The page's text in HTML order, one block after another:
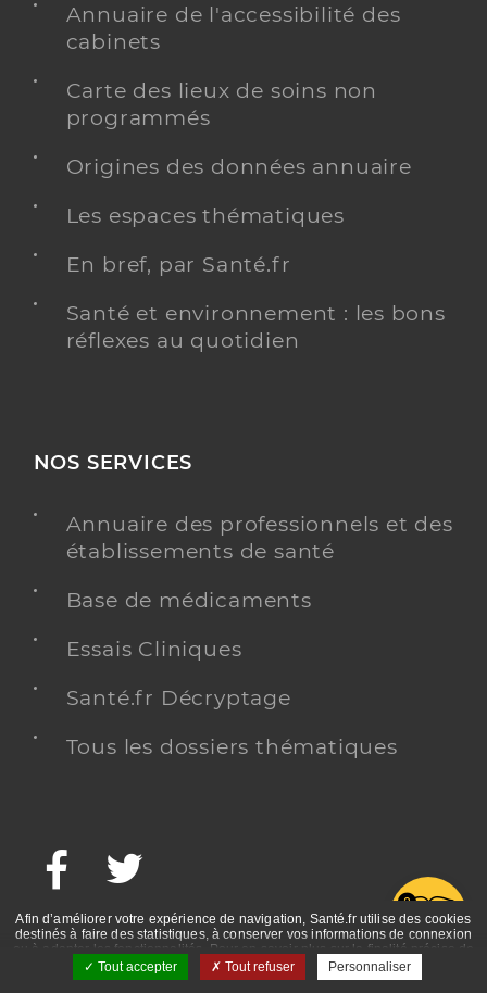
Annuaire de l'accessibilité des
cabinets
Carte des lieux de soins non
programmés
Origines des données annuaire
Les espaces thématiques
En bref, par Santé.fr
Santé et environnement : les bons
réflexes au quotidien
NOS SERVICES
Annuaire des professionnels et des
établissements de santé
Base de médicaments
Essais Cliniques
Santé.fr Décryptage
Tous les dossiers thématiques
Facebook
Afin d’améliorer votre expérience de navigation, Santé.fr utilise des cookies
destinés à faire des statistiques, à conserver vos informations de connexion
ou à adapter les fonctionnalités. Pour en savoir plus sur la finalité précise de
ces cookies, nous vous invitons à prendre connaissance de la politique de
confidentialité et des mentions légales.
Tout accepter Tout refuser Personnaliser